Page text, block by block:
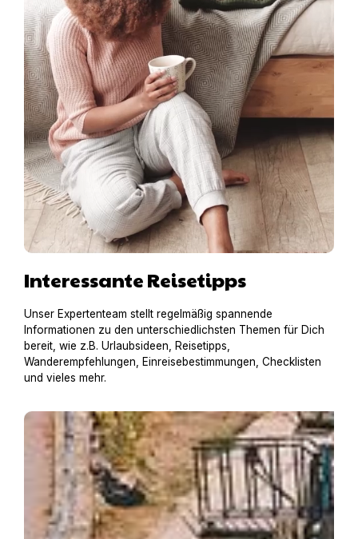
Interessante Reisetipps
Unser Expertenteam stellt regelmäßig spannende
Informationen zu den unterschiedlichsten Themen für Dich
bereit, wie z.B. Urlaubsideen, Reisetipps,
Wanderempfehlungen, Einreisebestimmungen, Checklisten
und vieles mehr.
Hausboot mit Hund